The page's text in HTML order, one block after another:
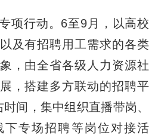
行动。6至9月，以高校
及有招聘用工需求的各类
，由全省各级人力资源社
，搭建多方联动的招聘平
间，集中组织直播带岗、
下专场招聘等岗位对接活